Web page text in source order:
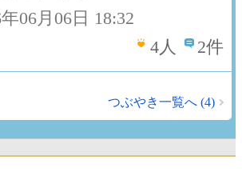
06月06日 18:32
4人 2件
つぶやき一覧へ (4)